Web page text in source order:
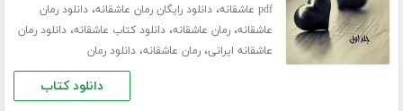
pdf عاشقانه ،دانلود رایگان رمان عاشقانه،دانلود رمان
عاشقانه،رمان عاشقانه،دانلود کتاب عاشقانه،دانلود رمان
عاشقانه ایرانی،رمان عاشقانه،دانلود رمان
دانلود کتاب